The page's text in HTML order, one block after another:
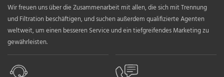
Wir freuen uns über die Zusammenarbeit mit allen, die sich mit Trennung
und Filtration beschäftigen, und suchen außerdem qualifizierte Agenten
weltweit, um einen besseren Service und ein tiefgreifendes Marketing zu
gewährleisten.